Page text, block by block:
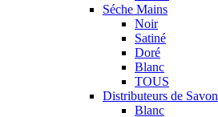
Séche Mains
Noir
Satiné
Doré
Blanc
TOUS
Distributeurs de Savon
Blanc